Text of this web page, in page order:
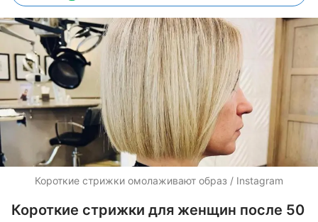
Короткие стрижки омолаживают образ / Instagram
Короткие стрижки для женщин после 50